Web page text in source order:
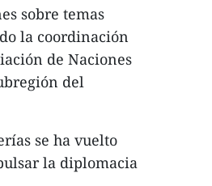
sobre temas
la coordinación
de Naciones
del
se ha vuelto
la diplomacia